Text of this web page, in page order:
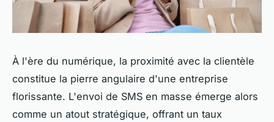
À l'ère du numérique, la proximité avec la clientèle
constitue la pierre angulaire d'une entreprise
florissante. L'envoi de SMS en masse émerge alors
comme un atout stratégique, offrant un taux